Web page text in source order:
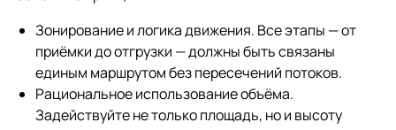
Зонирование и логика движения. Все этапы — от
приёмки до отгрузки — должны быть связаны
единым маршрутом без пересечений потоков.
Рациональное использование объёма.
Задействуйте не только площадь, но и высоту